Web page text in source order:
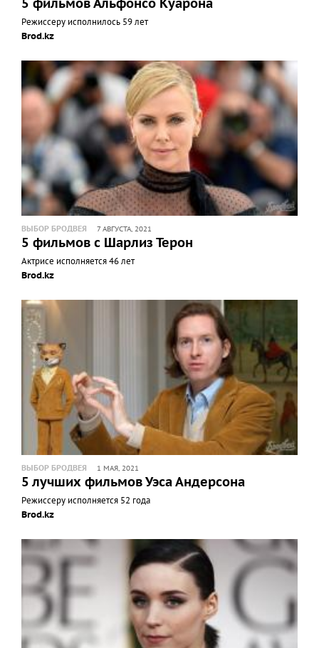
5 фильмов Альфонсо Куарона
Режиссеру исполнилось 59 лет
Brod.kz
ВЫБОР БРОДВЕЯ 7 АВГУСТА, 2021
5 фильмов с Шарлиз Терон
Актрисе исполняется 46 лет
Brod.kz
ВЫБОР БРОДВЕЯ 1 МАЯ, 2021
5 лучших фильмов Уэса Андерсона
Режиссеру исполняется 52 года
Brod.kz